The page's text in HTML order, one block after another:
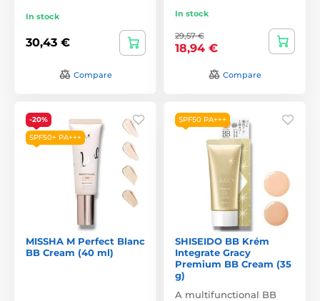
In stock
30,43 €
Compare
In stock
29,57 €
18,94 €
Compare
-20%
SPF50+ PA+++
MISSHA M Perfect Blanc
BB Cream (40 ml)
SPF50 PA+++
SHISEIDO BB Krém
Integrate Gracy
Premium BB Cream (35
g)
A multifunctional BB